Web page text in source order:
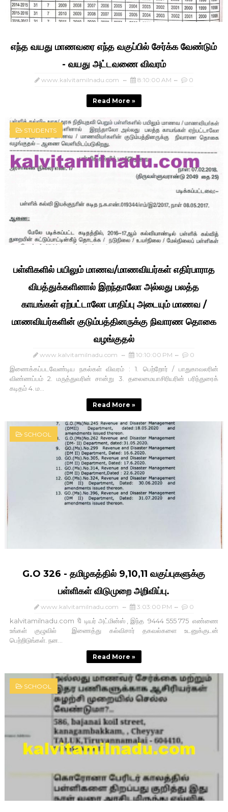
எந்த வயது மாணவரை எந்த வகுப்பில் சேர்க்க வேண்டும்
- வயது அட்டவணை விவரம்
www.kalvitamilnadu.com 8:10:00 AM 0
Read More »
STUDENTS
பள்ளிகளில் பயிலும் மாணவ/மாணவியர்கள் எதிர்பாராத
விபத்துக்களினால் இறந்தாலோ அல்லது பலத்த
காயங்கள் ஏற்பட்டாலோ பாதிப்பு அடையும் மாணவ /
மாணவியர்களின் குடும்பத்தினருக்கு நிவாரண தொகை
வழங்குதல்
www.kalvitamilnadu.com 10:10:00 PM 0
இணைக்கப்படவேண்டிய நகல்கள் விவரம் : 1. பெற்றோர் / பாதுகாவலரின்
விண்ணப்பம் 2. மருத்துவரின் சான்று 3. தலைமையாசிரியரின் பரிந்துரைக்
கடிதம் 4. ம...
Read More »
SCHOOL
G.O 326 - தமிழகத்தில் 9,10,11 வகுப்புகளுக்கு
பள்ளிகள் விடுமுறை அறிவிப்பு.
www.kalvitamilnadu.com 3:03:00 PM 0
kalvitamilnadu.com 🔖 டியர் அட்மின்ஸ் , இந்த 9444 555 775 எண்ணை
உங்கள் குழுவில் இணைத்து கல்விசார் தகவல்களை உடனுக்குடன்
பெற்றிடுங்கள். நன...
Read More »
SCHOOL